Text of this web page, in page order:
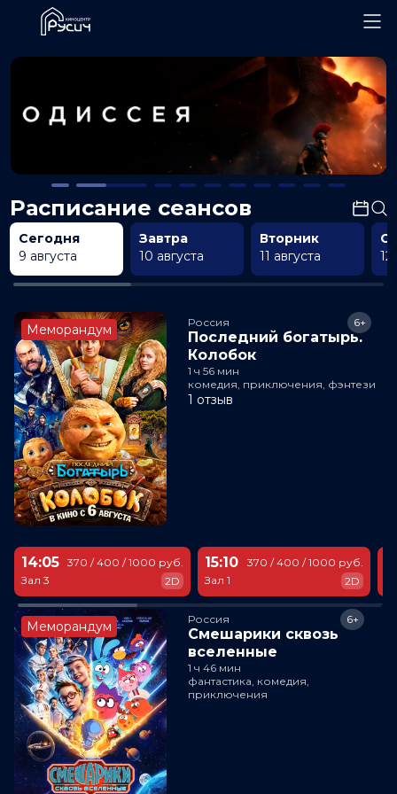
Расписание сеансов
Сегодня
9 августа
Завтра
10 августа
Вторник
11 августа
12
Меморандум Россия
Последний богатырь.
Колобок
6+
1 ч 56 мин
комедия, приключения, фэнтези
1 отзыв
14:05
Зал 3
370 / 400 / 1000 руб.
2D
15:10
Зал 1
370 / 400 / 1000 руб.
2D
Меморандум Россия
Смешарики сквозь
вселенные
6+
1 ч 46 мин
фантастика, комедия,
приключения